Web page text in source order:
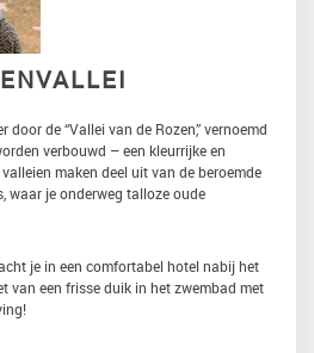
de “Vallei van de Rozen,” vernoemd
verbouwd – een kleurrijke en
maken deel uit van de beroemde
waar je onderweg talloze oude
je in een comfortabel hotel nabij het
van een frisse duik in het zwembad met